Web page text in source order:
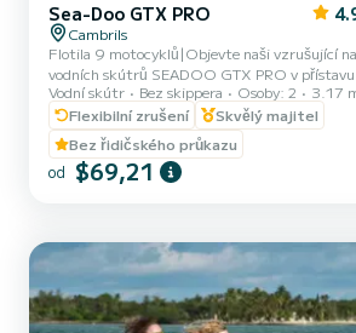
Sea-Doo GTX PRO
Cambrils
Flotila 9 motocyklů|Objevte naši vzrušující
vodních skútrů SEADOO GTX PRO v
pro páry nebo přátele, naše vodní skútry mají
osob a jsou dohlíženy zkušeným instruktorem.
metru nabízíme flexibilní pronájmy na 20, 30,
vyhověly vašim potřebám a
vlnami a užijte si krásný pobřežní kraj Cambrils
Vodní skútr Bez skippera Osoby: 2
3.17
Flexibilní zrušení
Skvělý majitel
Bez řidičského průkazu
od $69,21